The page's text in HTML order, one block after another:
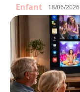
Enfant 18/06/2026